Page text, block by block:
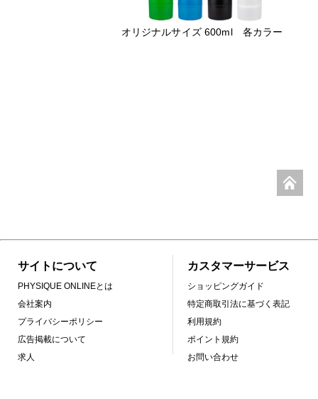
オリジナルサイズ 600ml 各カラー
サイトについて
PHYSIQUE ONLINEとは
会社案内
プライバシーポリシー
広告掲載について
求人
カスタマーサービス
ショッピングガイド
特定商取引法に基づく表記
利用規約
ポイント規約
お問い合わせ